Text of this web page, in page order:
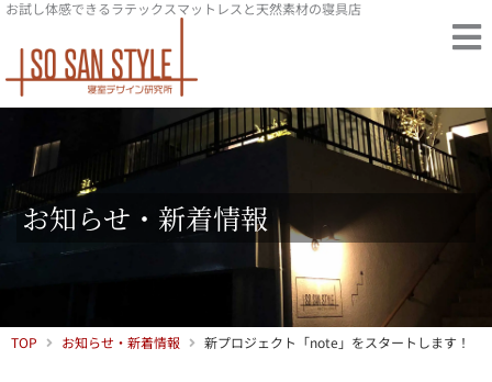
内
を
ス
プ
お試し体感できるラテックスマットレスと天然素材の寝具店
お知らせ・新着情報
TOP お知らせ・新着情報 新プロジェクト「note」をスタートします！